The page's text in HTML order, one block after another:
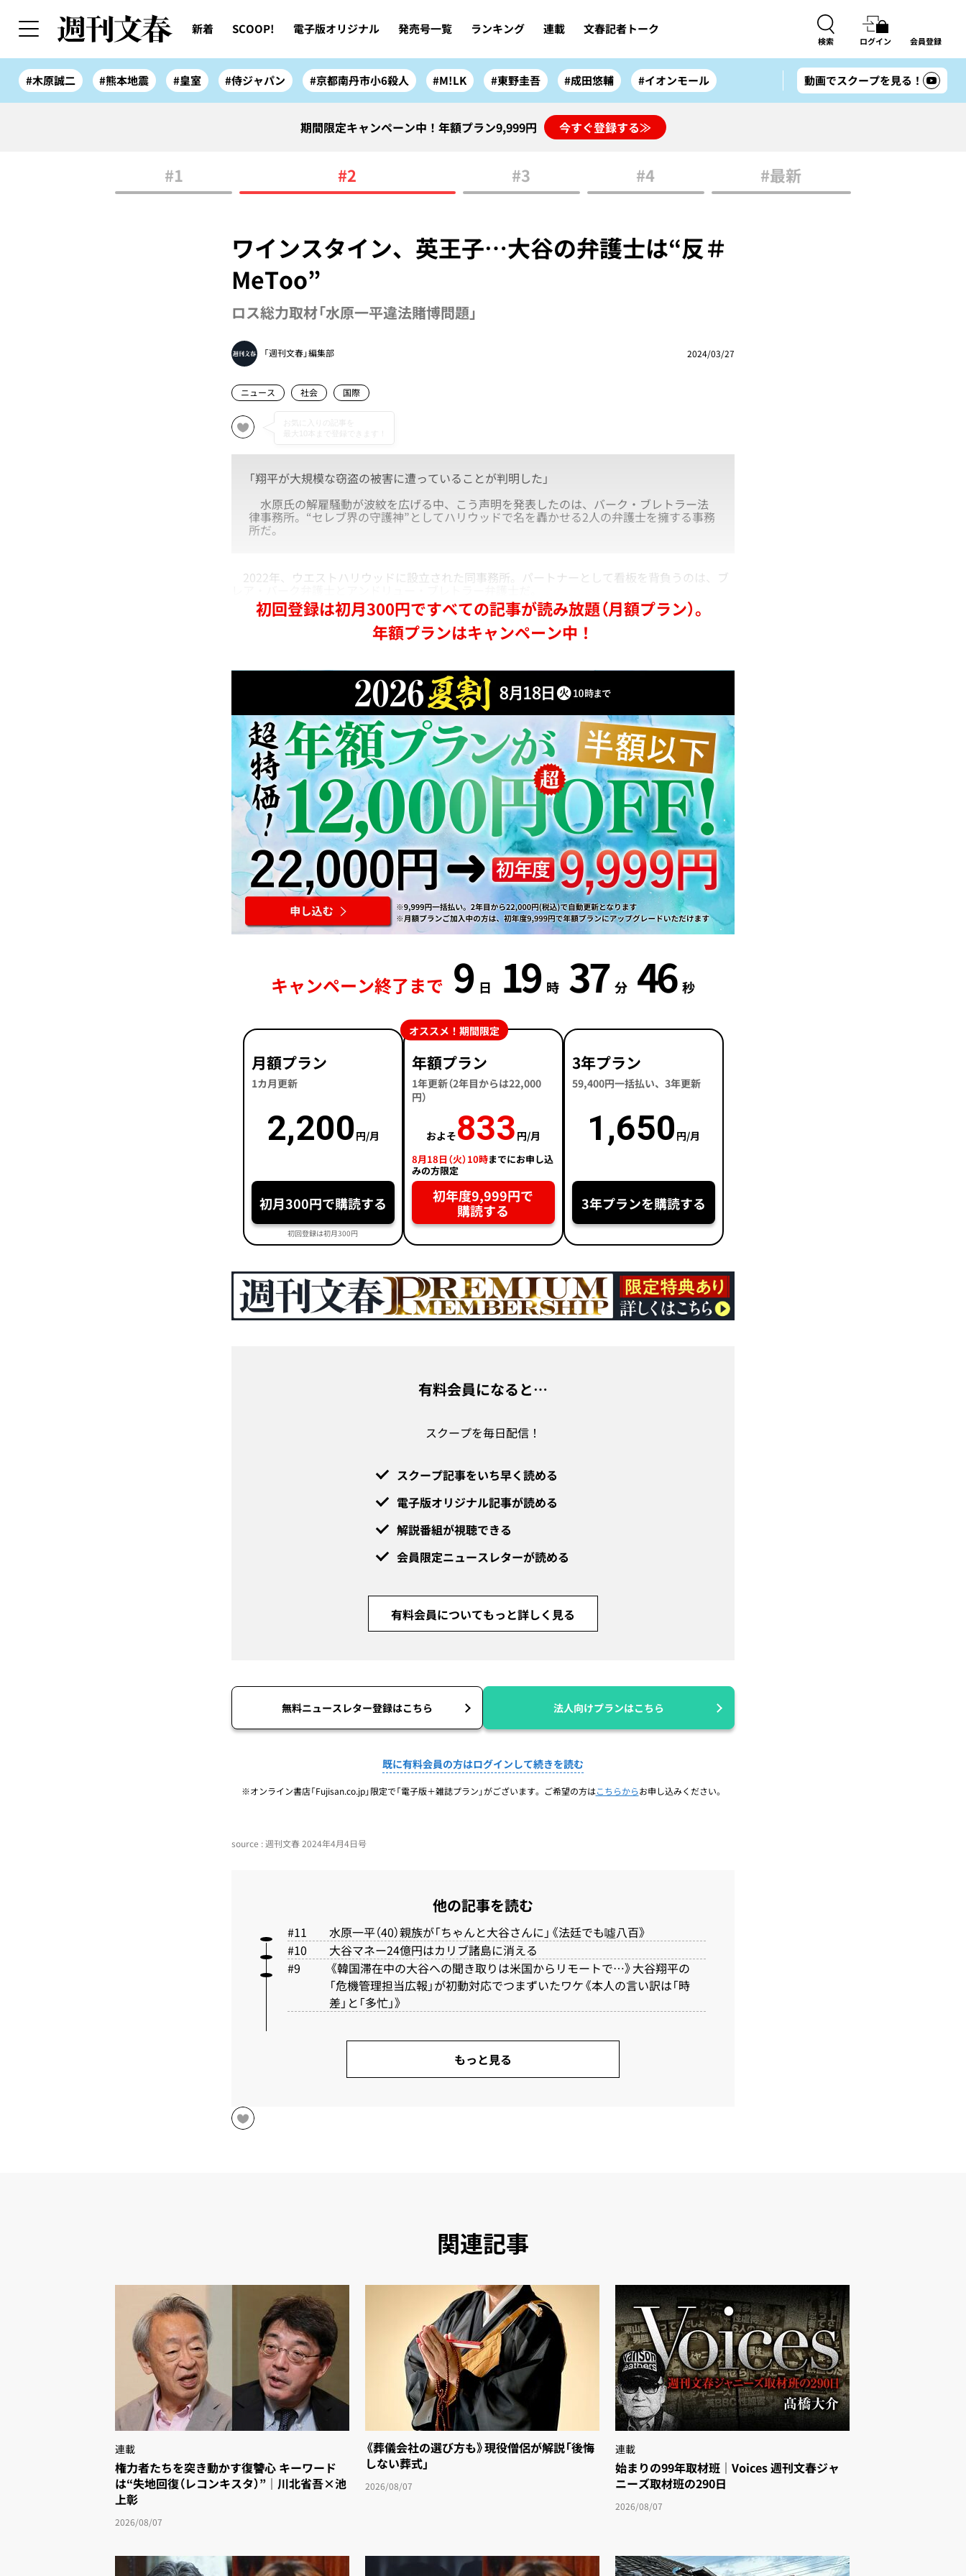
新着 SCOOP! 電子版オリジナル 発売号一覧 ランキング 連載 文春記者トーク
検索 ログイン 会員登録
#木原誠二 #熊本地震 #皇室 #侍ジャパン #京都南丹市小6殺人 #M!LK #東野圭吾 #成田悠輔 #イオンモール 動画でスクープを見る！
期間限定キャンペーン中！年額プラン9,999円 今すぐ登録する≫
#1 #2 #3 #4 #最新
ワインスタイン、英王子…大谷の弁護士は“反＃
MeToo”
ロス総力取材「水原一平違法賭博問題」
「週刊文春」編集部 2024/03/27
ニュース 社会 国際
「翔平が大規模な窃盗の被害に遭っていることが判明した」
水原氏の解雇騒動が波紋を広げる中、こう声明を発表したのは、バーク・ブレトラー法
律事務所。“セレブ界の守護神”としてハリウッドで名を轟かせる2人の弁護士を擁する事務
所だ。
2022年、ウエストハリウッドに設立された同事務所。パートナーとして看板を背負うのは、ブ
初回登録は初月300円ですべての記事が読み放題（月額プラン）。
年額プランはキャンペーン中！
キャンペーン終了まで 9 日 19 時 37 分 45 秒
月額プラン
1カ月更新
2,200 円/月
初月300円で購読する
初回登録は初月300円
年額プラン
1年更新（2年目からは22,000
円）
およそ833 円/月
8月18日（火）10時までにお申し込
みの方限定
初年度9,999円で
購読する
オススメ！期間限定
3年プラン
59,400円一括払い、3年更新
1,650 円/月
3年プランを購読する
有料会員になると…
スクープを毎日配信！
スクープ記事をいち早く読める
電子版オリジナル記事が読める
解説番組が視聴できる
会員限定ニュースレターが読める
有料会員についてもっと詳しく見る
無料ニュースレター登録はこちら 法人向けプランはこちら
既に有料会員の方はログインして続きを読む
※オンライン書店「Fujisan.co.jp」限定で「電子版＋雑誌プラン」がございます。ご希望の方はこちらからお申し込みください。
source : 週刊文春 2024年4月4日号
他の記事を読む
水原一平（40）親族が「ちゃんと大谷さんに」《法廷でも噓八百》
大谷マネー24億円はカリブ諸島に消える
《韓国滞在中の大谷への聞き取りは米国からリモートで…》大谷翔平の
「危機管理担当広報」が初動対応でつまずいたワケ《本人の言い訳は「時
差」と「多忙」》
もっと見る
関連記事
連載
権力者たちを突き動かす復讐心 キーワード
は“失地回復（レコンキスタ）”｜川北省吾×池
上彰
2026/08/07
《葬儀会社の選び方も》現役僧侶が解説「後悔
しない葬式」
2026/08/07
連載
始まりの99年取材班｜Voices 週刊文春ジャ
ニーズ取材班の290日
2026/08/07